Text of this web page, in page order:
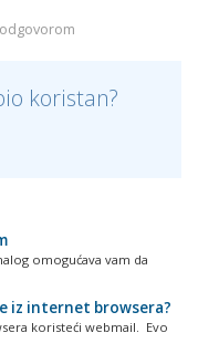
koristan?
omogućava vam da
iz internet browsera?
koristeći webmail. Evo